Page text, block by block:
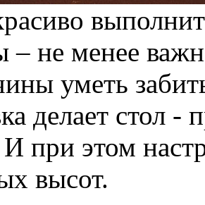
не менее
уметь
делает стол
при этом
высот.